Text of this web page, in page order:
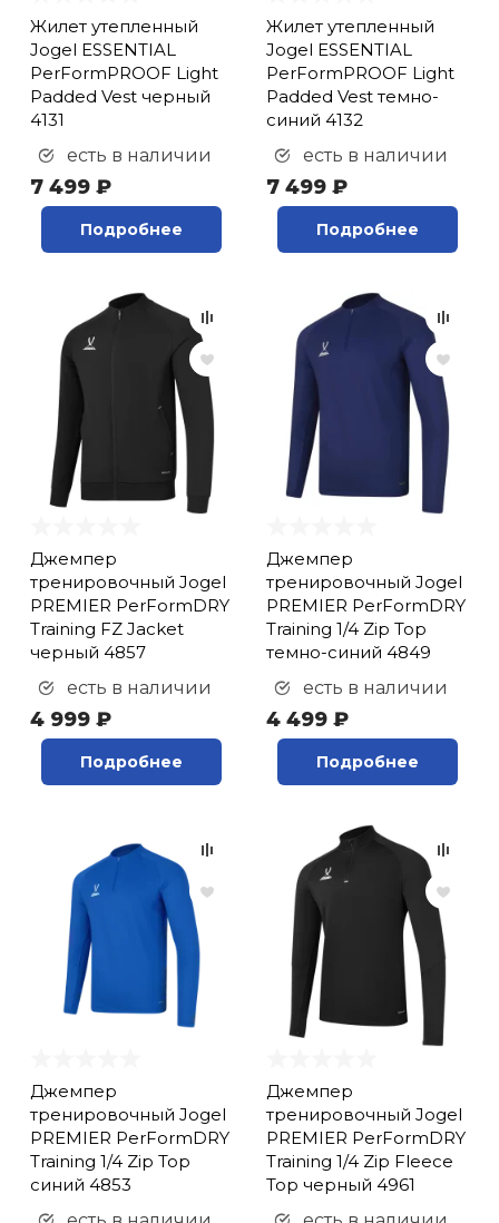
Жилет утепленный
Jogel ESSENTIAL
PerFormPROOF Light
Padded Vest черный
4131
есть в наличии
7 499 ₽
Подробнее
Жилет утепленный
Jogel ESSENTIAL
PerFormPROOF Light
Padded Vest темно-
синий 4132
есть в наличии
7 499 ₽
Подробнее
Джемпер
тренировочный Jogel
PREMIER PerFormDRY
Training FZ Jacket
черный 4857
есть в наличии
4 999 ₽
Подробнее
Джемпер
тренировочный Jogel
PREMIER PerFormDRY
Training 1/4 Zip Top
темно-синий 4849
есть в наличии
4 499 ₽
Подробнее
Джемпер
тренировочный Jogel
PREMIER PerFormDRY
Training 1/4 Zip Top
синий 4853
Джемпер
тренировочный Jogel
PREMIER PerFormDRY
Training 1/4 Zip Fleece
Top черный 4961